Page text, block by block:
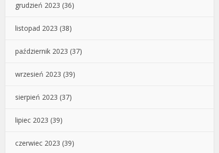
grudzień 2023 (36)
listopad 2023 (38)
październik 2023 (37)
wrzesień 2023 (39)
sierpień 2023 (37)
lipiec 2023 (39)
czerwiec 2023 (39)